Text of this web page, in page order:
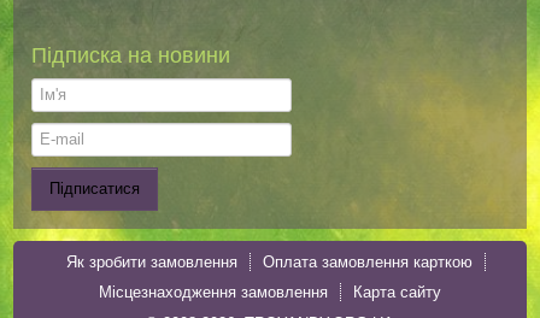
Підписка на новини
Як зробити замовлення
Оплата замовлення карткою
Місцезнаходження замовлення
Карта сайту